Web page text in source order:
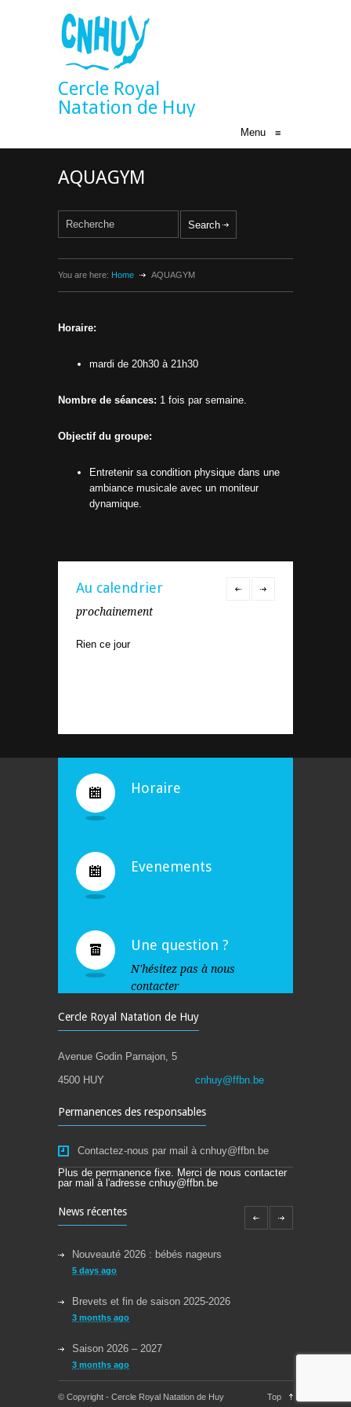
Cercle Royal
Natation de Huy
Menu ≡
AQUAGYM
You are here: Home AQUAGYM
Horaire:
mardi de 20h30 à 21h30
Nombre de séances: 1 fois par semaine.
Objectif du groupe:
Entretenir sa condition physique dans une
ambiance musicale avec un moniteur
dynamique.
Au calendrier
prochainement
Rien ce jour
Horaire
Evenements
Une question ?
N'hésitez pas à nous
contacter
Cercle Royal Natation de Huy
Avenue Godin Parnajon, 5
4500 HUY
cnhuy@ffbn.be
Permanences des responsables
Contactez-nous par mail à cnhuy@ffbn.be
Plus de permanence fixe. Merci de nous contacter
par mail à l'adresse cnhuy@ffbn.be
News récentes
Nouveauté 2026 : bébés nageurs
5 days ago
Brevets et fin de saison 2025-2026
3 months ago
Saison 2026 – 2027
3 months ago
Reprise des cours la semaine du 08/09/2025
© Copyright - Cercle Royal Natation de Huy Top